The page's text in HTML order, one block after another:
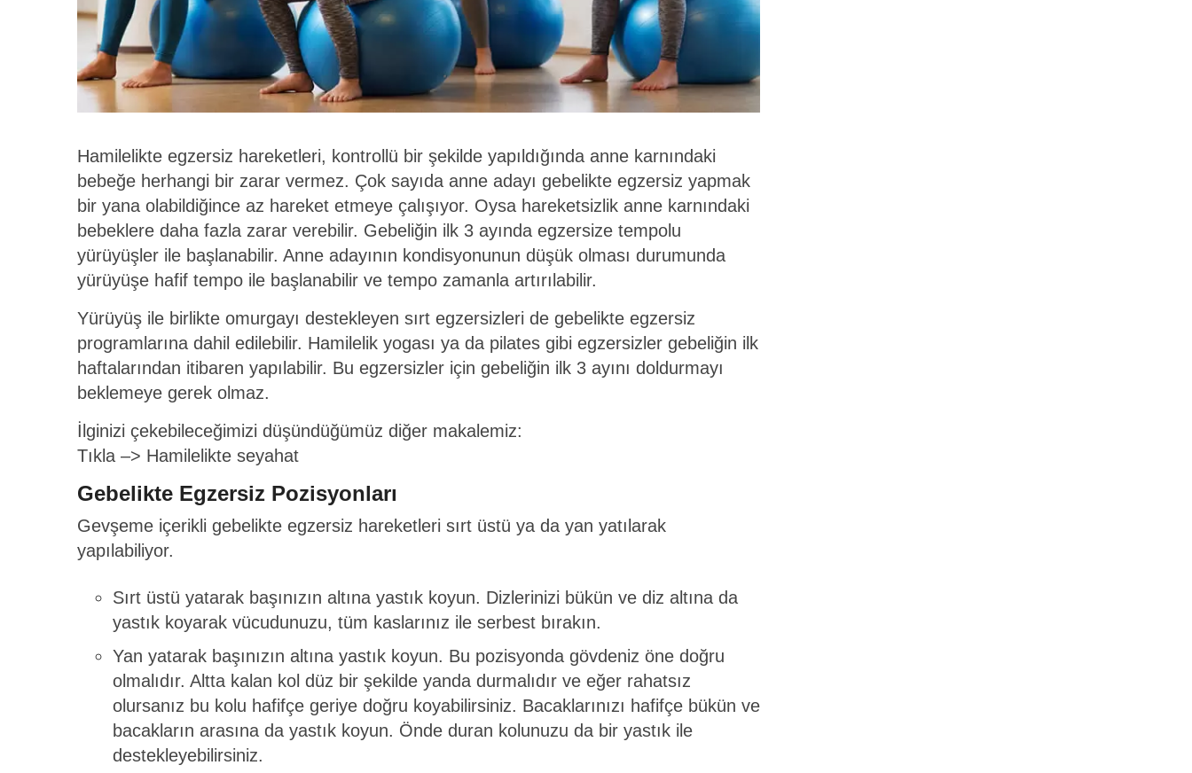
Hamilelikte egzersiz hareketleri, kontrollü bir şekilde yapıldığında anne karnındaki
bebeğe herhangi bir zarar vermez. Çok sayıda anne adayı gebelikte egzersiz yapmak
bir yana olabildiğince az hareket etmeye çalışıyor. Oysa hareketsizlik anne karnındaki
bebeklere daha fazla zarar verebilir. Gebeliğin ilk 3 ayında egzersize tempolu
yürüyüşler ile başlanabilir. Anne adayının kondisyonunun düşük olması durumunda
yürüyüşe hafif tempo ile başlanabilir ve tempo zamanla artırılabilir.
Yürüyüş ile birlikte omurgayı destekleyen sırt egzersizleri de gebelikte egzersiz
programlarına dahil edilebilir. Hamilelik yogası ya da pilates gibi egzersizler gebeliğin ilk
haftalarından itibaren yapılabilir. Bu egzersizler için gebeliğin ilk 3 ayını doldurmayı
beklemeye gerek olmaz.
İlginizi çekebileceğimizi düşündüğümüz diğer makalemiz:
Tıkla –> Hamilelikte seyahat
Gebelikte Egzersiz Pozisyonları
Gevşeme içerikli gebelikte egzersiz hareketleri sırt üstü ya da yan yatılarak
yapılabiliyor.
Sırt üstü yatarak başınızın altına yastık koyun. Dizlerinizi bükün ve diz altına da
yastık koyarak vücudunuzu, tüm kaslarınız ile serbest bırakın.
Yan yatarak başınızın altına yastık koyun. Bu pozisyonda gövdeniz öne doğru
olmalıdır. Altta kalan kol düz bir şekilde yanda durmalıdır ve eğer rahatsız
olursanız bu kolu hafifçe geriye doğru koyabilirsiniz. Bacaklarınızı hafifçe bükün ve
bacakların arasına da yastık koyun. Önde duran kolunuzu da bir yastık ile
destekleyebilirsiniz.